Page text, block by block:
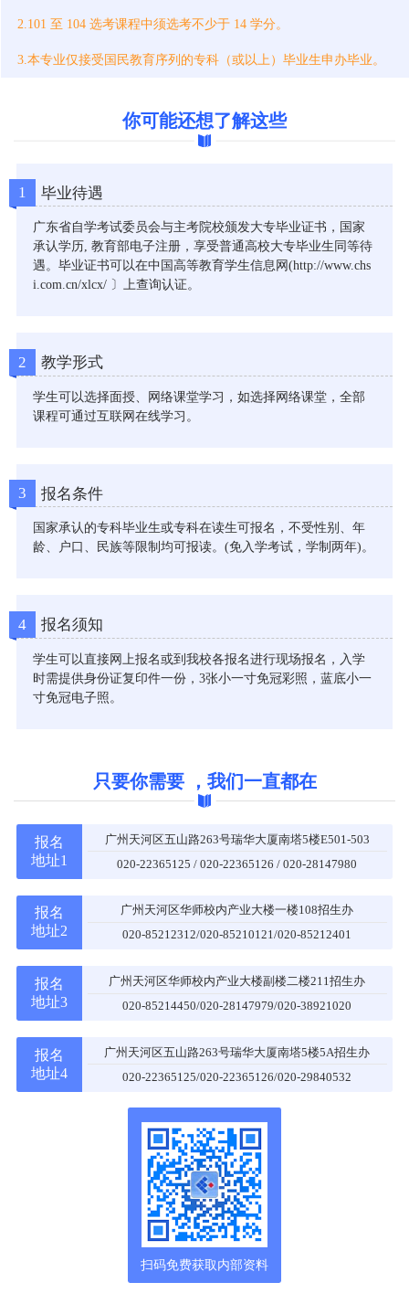
2.101 至 104 选考课程中须选考不少于 14 学分。
3.本专业仅接受国民教育序列的专科（或以上）毕业生申办毕业。
你可能还想了解这些
1 毕业待遇
广东省自学考试委员会与主考院校颁发大专毕业证书，国家
承认学历, 教育部电子注册，享受普通高校大专毕业生同等待
遇。毕业证书可以在中国高等教育学生信息网(http://www.chs
i.com.cn/xlcx/ 〕上查询认证。
2 教学形式
学生可以选择面授、网络课堂学习，如选择网络课堂，全部
课程可通过互联网在线学习。
3 报名条件
国家承认的专科毕业生或专科在读生可报名，不受性别、年
龄、户口、民族等限制均可报读。(免入学考试，学制两年)。
4 报名须知
学生可以直接网上报名或到我校各报名进行现场报名，入学
时需提供身份证复印件一份，3张小一寸免冠彩照，蓝底小一
寸免冠电子照。
只要你需要 ，我们一直都在
报名
地址1
广州天河区五山路263号瑞华大厦南塔5楼E501-503
020-22365125 / 020-22365126 / 020-28147980
报名
地址2
广州天河区华师校内产业大楼一楼108招生办
020-85212312/020-85210121/020-85212401
报名
地址3
广州天河区华师校内产业大楼副楼二楼211招生办
020-85214450/020-28147979/020-38921020
报名
地址4
广州天河区五山路263号瑞华大厦南塔5楼5A招生办
020-22365125/020-22365126/020-29840532
扫码免费获取内部资料